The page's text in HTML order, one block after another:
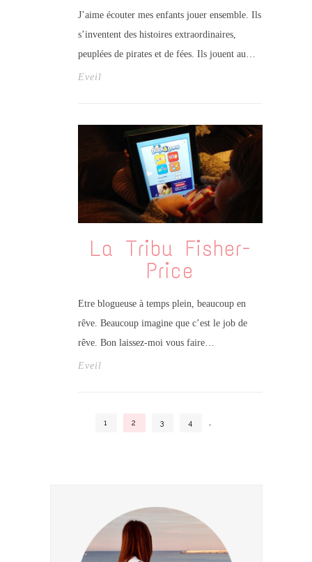
J’aime écouter mes enfants jouer ensemble. Ils
s’inventent des histoires extraordinaires,
peuplées de pirates et de fées. Ils jouent au…
Eveil
La Tribu Fisher-
Price
Etre blogueuse à temps plein, beaucoup en
rêve. Beaucoup imagine que c’est le job de
rêve. Bon laissez-moi vous faire…
Eveil
1 2 3 4 …